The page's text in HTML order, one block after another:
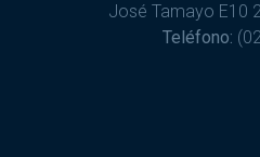
José Tamayo E10
Teléfono: